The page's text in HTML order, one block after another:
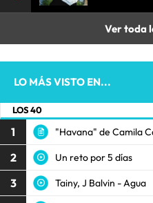
Ver toda
LO MÁS VISTO EN...
LOS 40
1 "Havana" de Camila
2 Un reto por 5 días
3 Tainy, J Balvin - Agua